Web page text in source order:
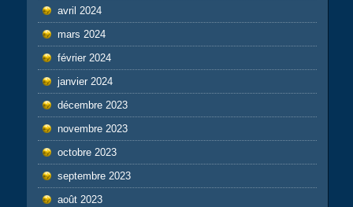
avril 2024
mars 2024
février 2024
janvier 2024
décembre 2023
novembre 2023
octobre 2023
septembre 2023
août 2023